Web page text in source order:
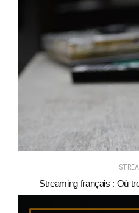
Streaming français : Où